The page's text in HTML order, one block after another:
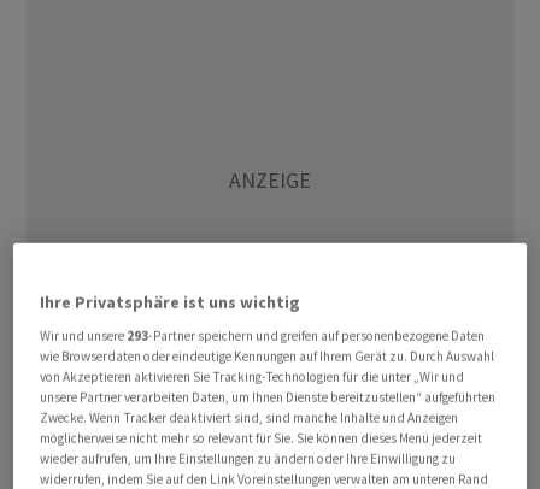
Die Aktien des KI-Chipherstellers erklommen am
Donnerstag erneut einen Rekordstand und legten bis
zu 2,4 Prozent auf 160,96 Dollar zu.
Ihre Privatsphäre ist uns wichtig
Wir und unsere 293-Partner speichern und greifen auf personenbezogene Daten
wie Browserdaten oder eindeutige Kennungen auf Ihrem Gerät zu. Durch Auswahl
von Akzeptieren aktivieren Sie Tracking-Technologien für die unter „Wir und
unsere Partner verarbeiten Daten, um Ihnen Dienste bereitzustellen“ aufgeführten
Zwecke. Wenn Tracker deaktiviert sind, sind manche Inhalte und Anzeigen
möglicherweise nicht mehr so relevant für Sie. Sie können dieses Menü jederzeit
wieder aufrufen, um Ihre Einstellungen zu ändern oder Ihre Einwilligung zu
widerrufen, indem Sie auf den Link Voreinstellungen verwalten am unteren Rand